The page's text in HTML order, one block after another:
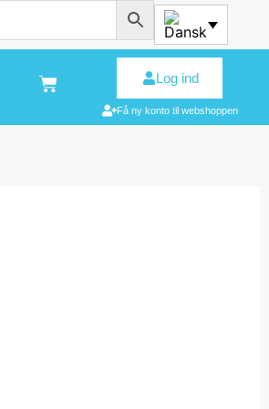
Log ind
Få ny konto til webshoppen